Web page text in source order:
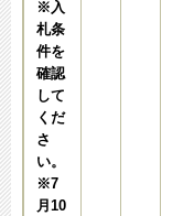
※入
札条
件を
確認
して
くだ
さ
い。
​※7
月10